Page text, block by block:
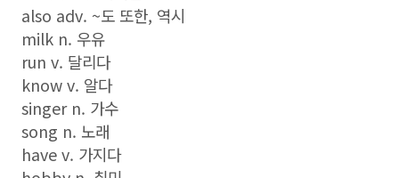
also adv. ~도 또한, 역시
milk n. 우유
run v. 달리다
know v. 알다
singer n. 가수
song n. 노래
have v. 가지다